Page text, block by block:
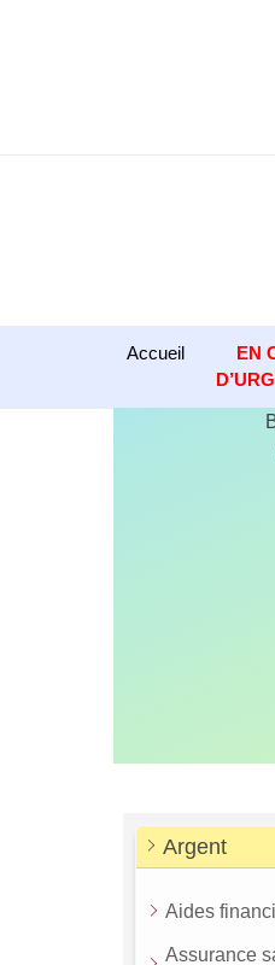
Accueil
EN
Argent
Aides
Assurance